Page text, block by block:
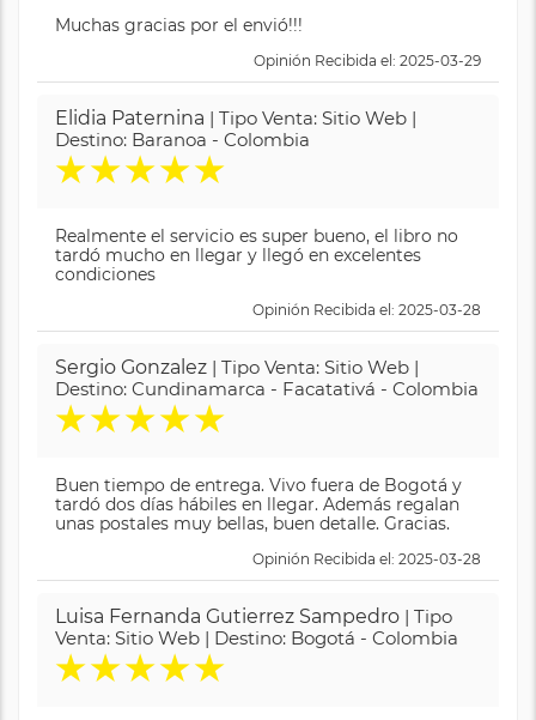
Muchas gracias por el envió!!!
Opinión Recibida el: 2025-03-29
Elidia Paternina | Tipo Venta: Sitio Web |
Destino: Baranoa - Colombia
★★★★★
Realmente el servicio es super bueno, el libro no
tardó mucho en llegar y llegó en excelentes
condiciones
Opinión Recibida el: 2025-03-28
Sergio Gonzalez | Tipo Venta: Sitio Web |
Destino: Cundinamarca - Facatativá - Colombia
★★★★★
Buen tiempo de entrega. Vivo fuera de Bogotá y
tardó dos días hábiles en llegar. Además regalan
unas postales muy bellas, buen detalle. Gracias.
Opinión Recibida el: 2025-03-28
Luisa Fernanda Gutierrez Sampedro | Tipo
Venta: Sitio Web | Destino: Bogotá - Colombia
★★★★★